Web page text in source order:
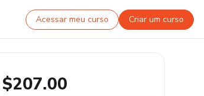
Acessar meu curso Criar um curso
$207.00